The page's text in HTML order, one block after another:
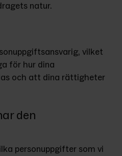
natur.
vilket
för hur dina
och att dina rättigheter
den
personuppgifter som vi